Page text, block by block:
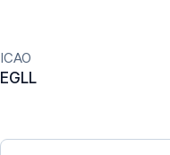
ICAO
EGLL